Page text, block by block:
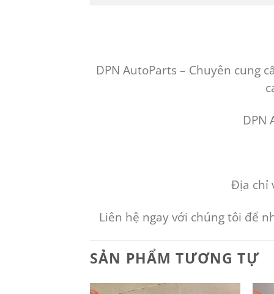
DPN AutoParts – Chuyên cung
DPN
Địa chỉ
Liên hệ ngay với chúng tôi để
SẢN PHẨM TƯƠNG TỰ